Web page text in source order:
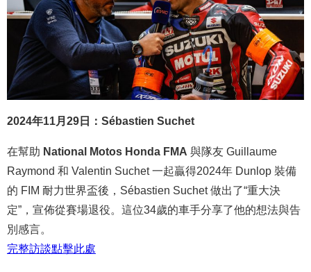
2024年11月29日：Sébastien Suchet
在幫助 National Motos Honda FMA 與隊友 Guillaume
Raymond 和 Valentin Suchet 一起贏得2024年 Dunlop 裝備
的 FIM 耐力世界盃後，Sébastien Suchet 做出了“重大決
定”，宣佈從賽場退役。這位34歲的車手分享了他的想法與告
別感言。
完整訪談點擊此處